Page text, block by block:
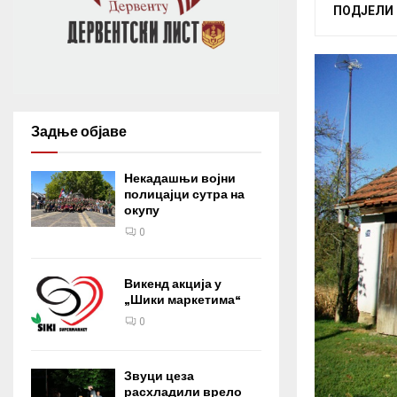
ПОДЈЕЛИ
Задње објаве
Некадашњи војни
полицајци сутра на
окупу
0
Викенд акција у
„Шики маркетима“
0
Звуци цеза
расхладили врело